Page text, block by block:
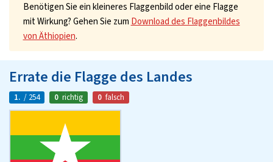
Benötigen Sie ein kleineres Flaggenbild oder eine Flagge
mit Wirkung? Gehen Sie zumDownload des Flaggenbildes
von Äthiopien.
Errate die Flagge des Landes
1. / 254 0 richtig 0 falsch